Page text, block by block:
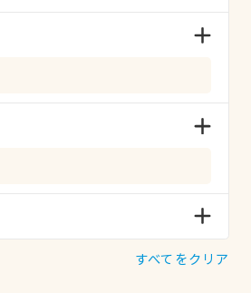
すべてをクリア